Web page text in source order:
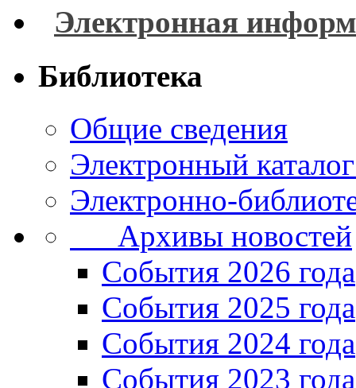
Электронная
Библиотека
Общие сведения
Электронный
Электронно-
Архивы новостей
Cобытия 2026 года
События 2025 года
События 2024 года
События 2023 года